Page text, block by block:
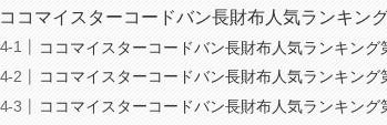
ココマイスターコードバン長財布人気ランキン
ココマイスターコードバン長財布人気ランキン
ココマイスターコードバン長財布人気ランキン
ココマイスターコードバン長財布人気ランキン